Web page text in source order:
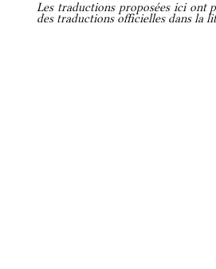
Les traductions proposées ici ont
des traductions officielles dans la